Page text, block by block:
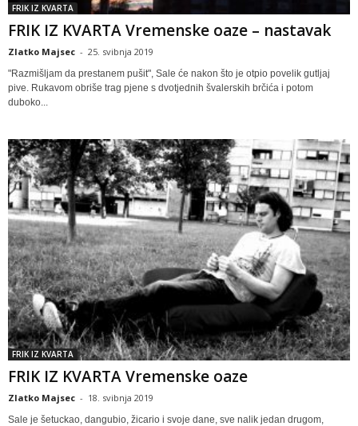
FRIK IZ KVARTA
FRIK IZ KVARTA Vremenske oaze – nastavak
Zlatko Majsec - 25. svibnja 2019
"Razmišljam da prestanem pušit", Sale će nakon što je otpio povelik gutljaj
pive. Rukavom obriše trag pjene s dvotjednih švalerskih brčića i potom
duboko...
FRIK IZ KVARTA
FRIK IZ KVARTA Vremenske oaze
Zlatko Majsec - 18. svibnja 2019
Sale je šetuckao, dangubio, žicario i svoje dane, sve nalik jedan drugom,